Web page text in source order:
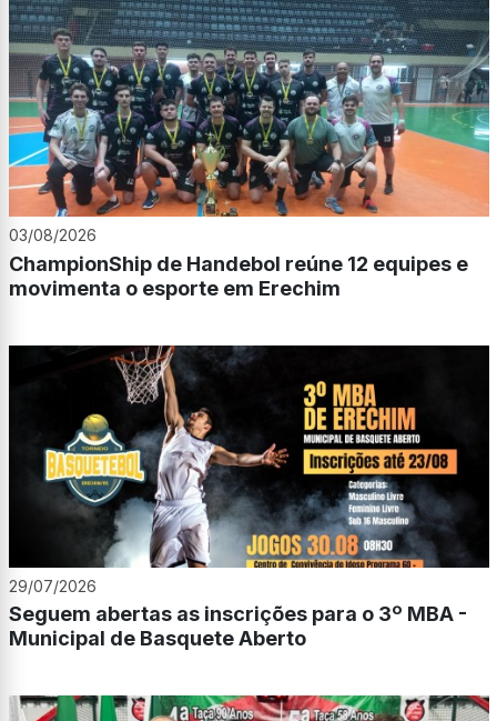
03/08/2026
ChampionShip de Handebol reúne 12 equipes e
movimenta o esporte em Erechim
29/07/2026
Seguem abertas as inscrições para o 3º MBA -
Municipal de Basquete Aberto